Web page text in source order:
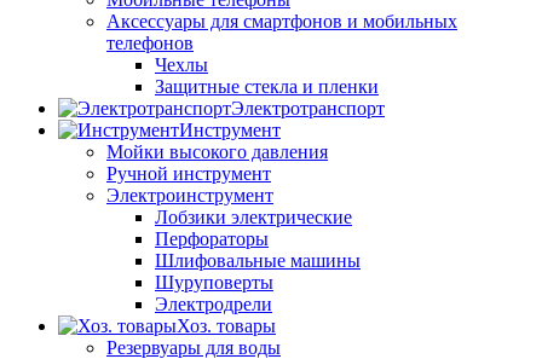
Аксессуары для смартфонов и мобильных
телефонов
Чехлы
Защитные стекла и пленки
Электротранспорт
Инструмент
Мойки высокого давления
Ручной инструмент
Электроинструмент
Лобзики электрические
Перфораторы
Шлифовальные машины
Шуруповерты
Электродрели
Хоз. товары
Резервуары для воды